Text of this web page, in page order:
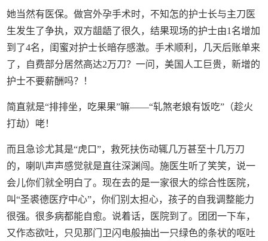
她当然有医保。做宫外孕手术时，不知怎的护士长与主刀医
生发生了争执，双方龃龉了很久，结果现场的护士由1名增加
到了4名，闺蜜对护士长暗存感激。手术顺利，几天后账单来
了，自费部分居然高达2万刀？一问，美国人工巨贵，新增的
护士不要薪酬吗？！
简直就是“排排坐，吃果果”嘛——“轧煞老娘有饭吃”（趁火
打劫）咾！
而且急诊尤其是“虎口”，救死扶伤动辄几万甚至十几万刀
的，喇叭声声感觉就是直往深渊闯。施医生听了笑笑，说一
会儿你们就全明白了。现在去的是一家很大的综合性医院，
叫“圣裘德医疗中心”，你们别太担心，孩子的自我调整能力
很强。很多病都能自愈。说着话，医院到了。团团一下车，
又作态欲吐，只见那门卫闪电般抽出一只绿色的条状的呕吐